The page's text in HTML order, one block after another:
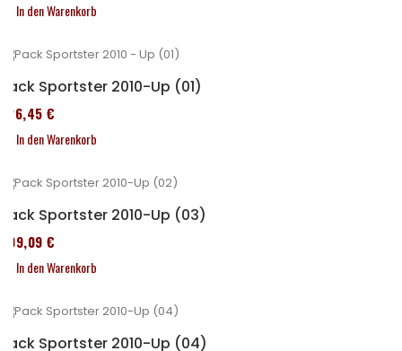
In den Warenkorb
Pack Sportster 2010-Up (01)
326,45 €
In den Warenkorb
Pack Sportster 2010-Up (03)
409,09 €
In den Warenkorb
Pack Sportster 2010-Up (04)